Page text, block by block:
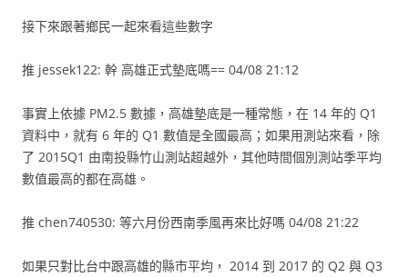
接下來跟著鄉民一起來看這些數字
推 jessek122: 幹 高雄正式墊底嗎== 04/08 21:12
事實上依據 PM2.5 數據，高雄墊底是一種常態，在 14 年的 Q1
資料中，就有 6 年的 Q1 數值是全國最高；如果用測站來看，除
了 2015Q1 由南投縣竹山測站超越外，其他時間個別測站季平均
數值最高的都在高雄。
推 chen740530: 等六月份西南季風再來比好嗎 04/08 21:22
如果只對比台中跟高雄的縣市平均， 2014 到 2017 的 Q2 與 Q3